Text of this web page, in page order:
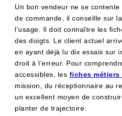
Un bon vendeur ne se
de commande, il conseille sur
l’usage. Il doit connaître les
des doigts. Le client actuel
en ayant déjà lu dix essais sur
droit à l’erreur. Pour
accessibles, les fiches métiers
mission, du réceptionnaire au
un excellent moyen de
planter de trajectoire.